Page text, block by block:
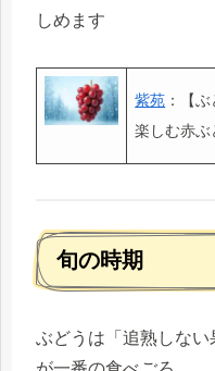
しめます
紫苑 ：【
楽しむ赤ぶ
旬の時期
ぶどうは「追熟しな